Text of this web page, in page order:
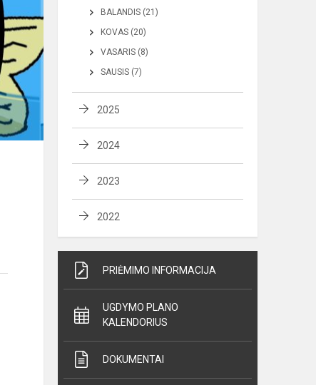
BALANDIS (21)
KOVAS (20)
VASARIS (8)
SAUSIS (7)
2025
2024
2023
2022
PRIĖMIMO INFORMACIJA
UGDYMO PLANO
KALENDORIUS
DOKUMENTAI